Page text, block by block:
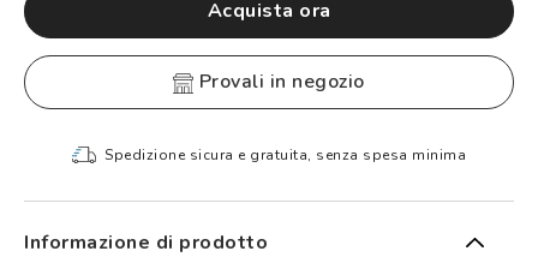
Acquista ora
provali in negozio
Spedizione sicura e gratuita, senza spesa minima
Informazione di prodotto